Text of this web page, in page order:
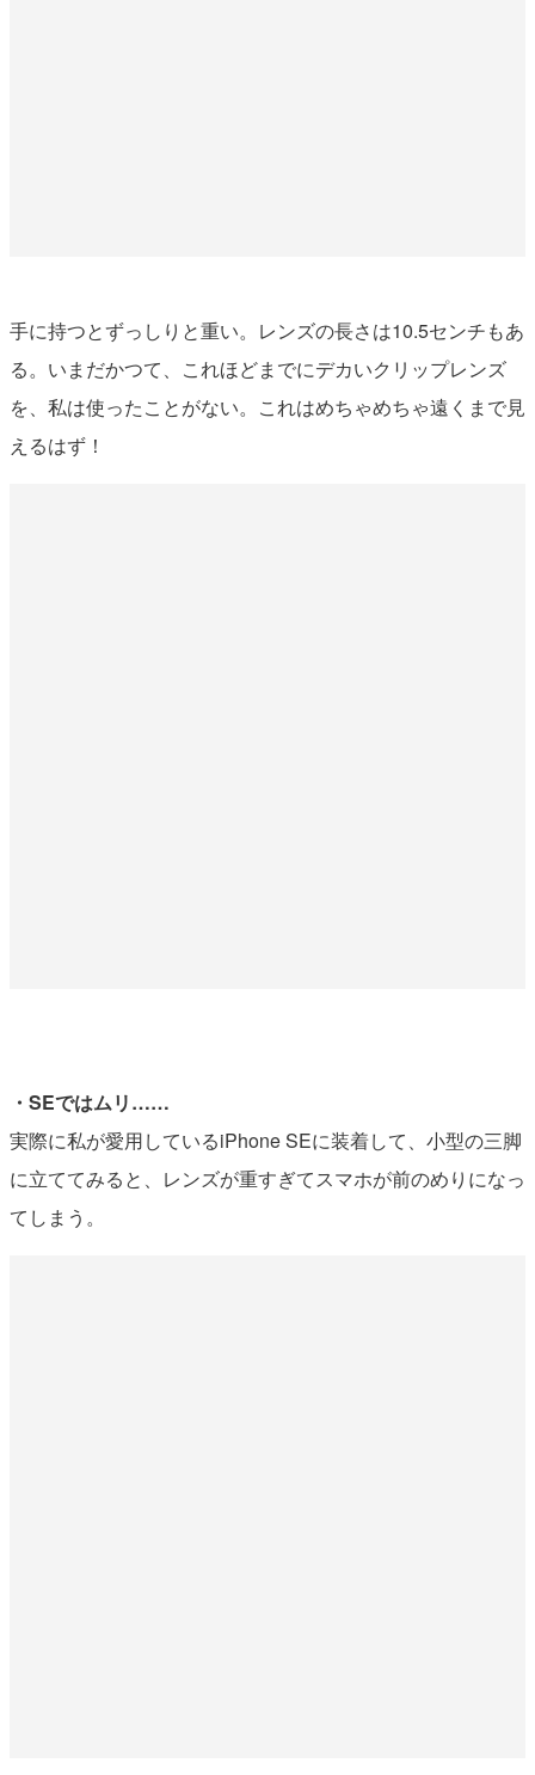
手に持つとずっしりと重い。レンズの長さは10.5センチもあ
る。いまだかつて、これほどまでにデカいクリップレンズ
を、私は使ったことがない。これはめちゃめちゃ遠くまで見
えるはず！
・SEではムリ……
実際に私が愛用しているiPhone SEに装着して、小型の三脚
に立ててみると、レンズが重すぎてスマホが前のめりになっ
てしまう。